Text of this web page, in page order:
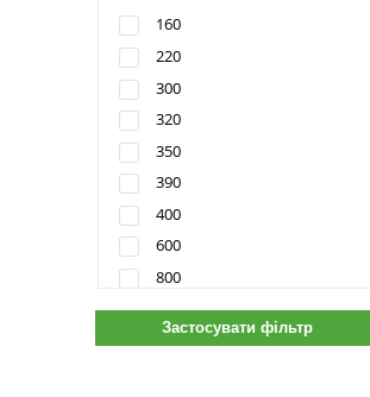
160
220
300
320
350
390
400
600
800